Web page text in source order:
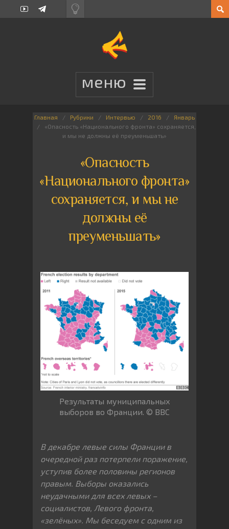
Главная Рубрики Интервью 2016
Январь
«Опасность «Национального фронта» сохраняется,
и мы не должны её преуменьшать»
«Опасность
«Национального фронта»
сохраняется, и мы не
должны её
преуменьшать»
Результаты муниципальных
выборов во Франции. © BBC
В декабре левые силы Франции в
очередной раз потерпели поражение,
уступив более половины регионов
правым. Выборы оказались
неудачными для всех левых –
социалистов, Левого фронта,
«зелёных». Мы беседуем с одним из